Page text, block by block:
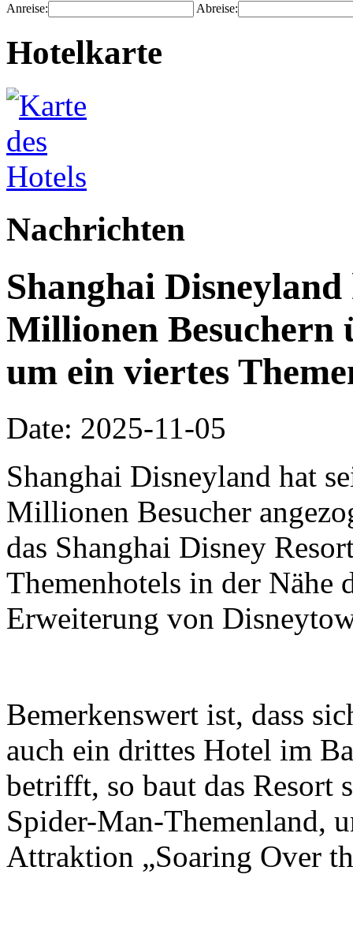
Anreise: Abreise:
Hotelkarte
Nachrichten
Shanghai
Millionen
um ein viertes
Date: 2025-11-05
Shanghai Disneyland hat
Millionen Besucher
das Shanghai Disney
Themenhotels in der Nähe
Erweiterung von
Bemerkenswert ist, dass
auch ein drittes Hotel im
betrifft, so baut das Resort
Spider-Man-Themenland,
Attraktion „Soaring Over